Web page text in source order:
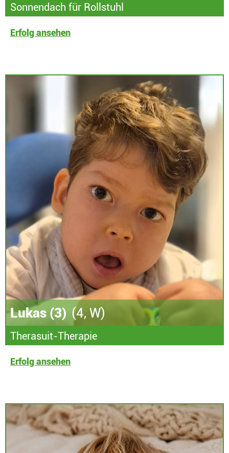
Sonnendach für Rollstuhl
Erfolg ansehen
Lukas (3) (4, W)
Therasuit-Therapie
Erfolg ansehen